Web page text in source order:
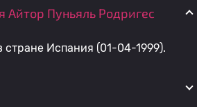
Айтор Пуньяль Родригес
стране Испания (01-04-1999).